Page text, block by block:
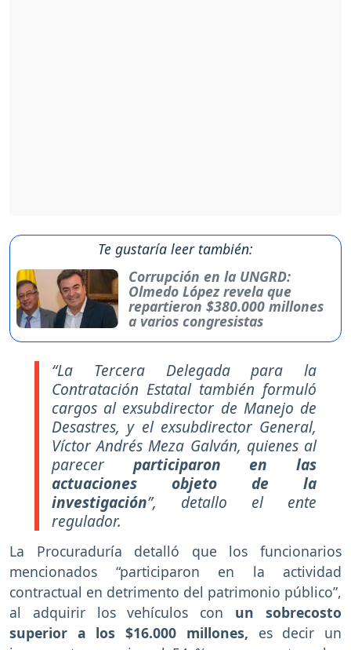
Te gustaría leer también:
Corrupción en la UNGRD:
Olmedo López revela que
repartieron $380.000 millones
a varios congresistas
“La Tercera Delegada para la
Contratación Estatal también formuló
cargos al exsubdirector de Manejo de
Desastres, y el exsubdirector General,
Víctor Andrés Meza Galván, quienes al
parecer participaron en las
actuaciones objeto de la
investigación”, detallo el ente
regulador.
La Procuraduría detalló que los funcionarios
mencionados “participaron en la actividad
contractual en detrimento del patrimonio público”,
al adquirir los vehículos con un sobrecosto
superior a los $16.000 millones, es decir un